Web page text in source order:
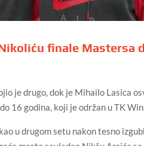
finale Mastersa
je drugo, dok je Mihailo Lasica
16 godina, koji je održan u TK
u drugom setu nakon tesno